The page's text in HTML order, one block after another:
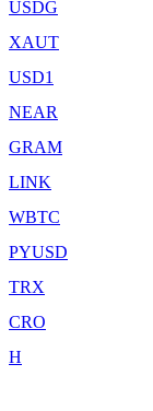
USDG
XAUT
USD1
NEAR
GRAM
LINK
WBTC
PYUSD
TRX
CRO
H